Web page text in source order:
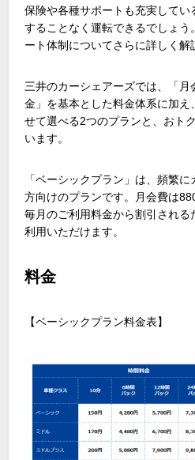
保険や各種サポートも充実してい
することなく運転できるでしょう
ート体制についてさらに詳しく解
三井のカーシェアーズでは、「
金」を基本とした料金体系に加え
せて選べる2つのプランと、おト
います。
「ベーシックプラン」は、頻繁
方向けのプランです。月会費は
毎月のご利用料金から割引され
利用いただけます。
料金
【ベーシックプラン料金表】